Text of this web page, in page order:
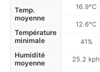
Temp.
moyenne
Température
minimale
Humidité
moyenne
16.9°C
12.6°C
41%
25.2 kph